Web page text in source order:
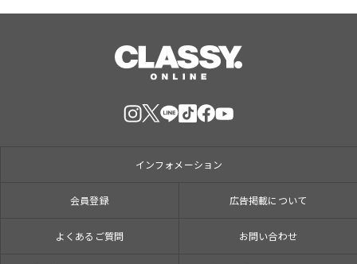
インフォメーション
会員登録 広告掲載について
よくあるご質問 お問い合わせ